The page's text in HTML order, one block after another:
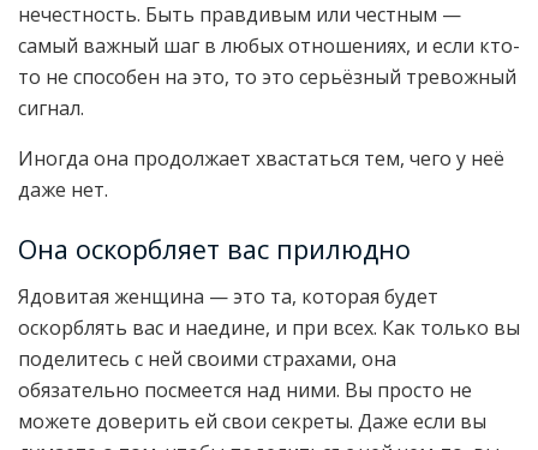
нечестность. Быть правдивым или честным —
самый важный шаг в любых отношениях, и если кто-
то не способен на это, то это серьёзный тревожный
сигнал.
Иногда она продолжает хвастаться тем, чего у неё
даже нет.
Она оскорбляет вас прилюдно
Ядовитая женщина — это та, которая будет
оскорблять вас и наедине, и при всех. Как только вы
поделитесь с ней своими страхами, она
обязательно посмеется над ними. Вы просто не
можете доверить ей свои секреты. Даже если вы